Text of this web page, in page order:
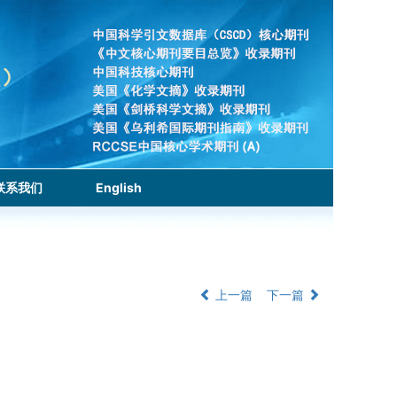
系我们 English
上一篇 下一篇